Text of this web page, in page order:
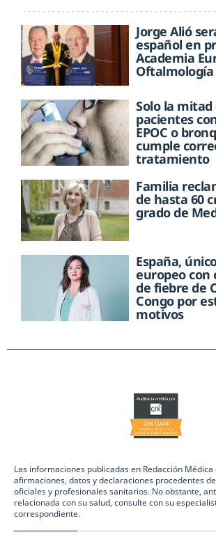
Jorge Alió
español en
Academia
Oftalmología
Solo la mitad
pacientes
EPOC o
cumple
tratamiento
Familia
de hasta 60
grado de
España,
europeo con
de fiebre de
Congo por
motivos
Las informaciones publicadas en Redacción
afirmaciones, datos y declaraciones procedentes
oficiales y profesionales sanitarios. No obstante,
relacionada con su salud, consulte con su
correspondiente.